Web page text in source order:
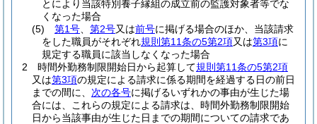
とにより当該特別養子縁組の成立前の監護対象者等でな
くなった場合
(5)
第1号 第2号又は前号に掲げる場合のほか、当該請求
をした職員がそれぞれ規則第11条の5第2項又は第3項に
規定する職員に該当しなくなった場合
2
時間外勤務制限開始日から起算して規則第11条の5第2項
又は第3項の規定による請求に係る期間を経過する日の前日
までの間に、 次の各号に掲げるいずれかの事由が生じた場
合には、これらの規定による請求は、時間外勤務制限開始
日から当該事由が生じた日までの期間についての請求であ